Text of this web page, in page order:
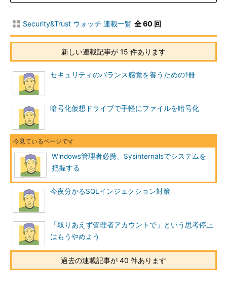
図1 Process Explorer実行画面
現在稼働しているプロセスについての詳細情報の表示はもちろ
ん、プロセスのkillやリスタート、サスペンド、優先度の変更など
も行うことができる。プロセスに関する表示項目は、メニューの
［View］→［Select Columns］でカスタマイズすることができ
るので、必要な項目を追加していくことができる。
また、メニューの［Options］→［Replace Task Manager］に
チェックを入れることで、Ctrl＋Shift＋Escで呼び出す標準のタ
スクマネージャをProcess Exploreに置き換えることができる。
【Process Explorer for Windows】
http://www.microsoft.com/technet/sysinte
rnals/Utilities/ProcessExplorer.mspx
プロセスの通信状態を表示：TCPView
Security&Trust ウォッチ 連載一覧 全 60 回
新しい連載記事が 15 件あります
セキュリティのバランス感覚を養うための1冊
暗号化仮想ドライブで手軽にファイルを暗号化
Windows管理者必携、Sysinternalsでシステムを
把握する
今夜分かるSQLインジェクション対策
「取りあえず管理者アカウントで」という思考停止
はもうやめよう
過去の連載記事が 40 件あります